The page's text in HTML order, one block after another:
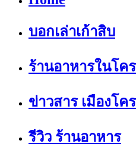
บอกเล่าเก้าสิบ
ร้านอาหารในโค
ข่าวสาร เมืองโค
รีวิว ร้านอาหาร